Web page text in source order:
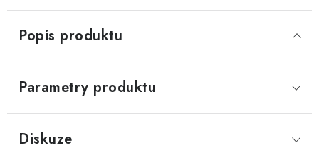
Popis produktu
Parametry produktu
Diskuze